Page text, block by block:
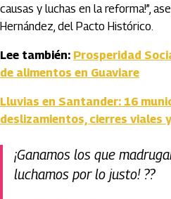
causas y luchas en la reforma!”,
Hernández, del Pacto Histórico.
Lee también: Prosperidad
de alimentos en Guaviare
Lluvias en Santander: 16
deslizamientos, cierres viales
¡Ganamos los que
luchamos por lo justo! ??